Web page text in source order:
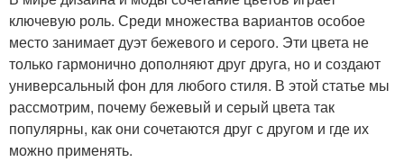
ключевую роль. Среди множества вариантов особое
место занимает дуэт бежевого и серого. Эти цвета не
только гармонично дополняют друг друга, но и создают
универсальный фон для любого стиля. В этой статье мы
рассмотрим, почему бежевый и серый цвета так
популярны, как они сочетаются друг с другом и где их
можно применять.